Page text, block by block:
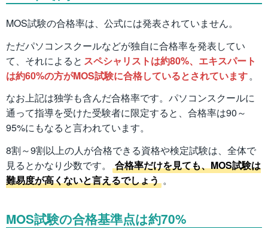
MOS試験の合格率は、公式には発表されていません。
ただパソコンスクールなどが独自に合格率を発表してい
て、それによると スペシャリストは約80%、エキスパート
は約60%の方がMOS試験に合格しているとされています。
なお上記は独学も含んだ合格率です。パソコンスクールに
通って指導を受けた受験者に限定すると、合格率は90～
95%にもなると言われています。
8割～9割以上の人が合格できる資格や検定試験は、全体で
見るとかなり少数です。
合格率だけを見ても、MOS試験は
難易度が高くないと言えるでしょう 。
MOS試験の合格基準点は約70%